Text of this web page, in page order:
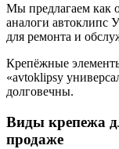
Мы предлагаем как
аналоги автоклипс
для ремонта и
Крепёжные
«avtoklipsy
долговечны.
Виды крепежа
продаже